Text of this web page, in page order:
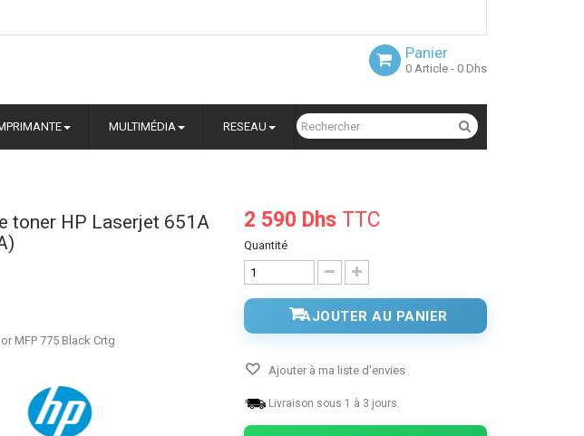
Panier
0 Article - 0 Dhs
MULTIMÉDIA RESEAU
toner HP Laserjet 651A
MFP 775 Black Crtg
2 590 Dhs TTC
Quantité
AJOUTER AU PANIER
Ajouter à ma liste d'envies
Livraison sous 1 à 3 jours.